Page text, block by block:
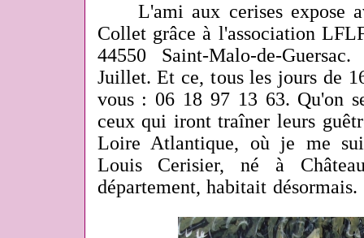
L'ami aux cerises expose
Collet grâce à l'association
44550 Saint-Malo-de-
Juillet. Et ce, tous les jours de
vous : 06 18 97 13 63. Qu'on
ceux qui iront traîner leurs
Loire Atlantique, où je me
Louis Cerisier, né à
département, habitait